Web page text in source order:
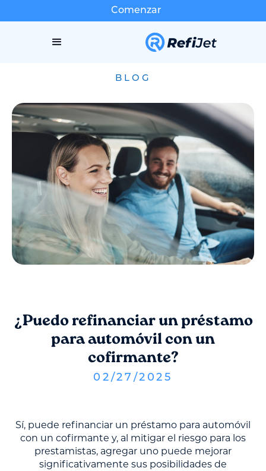
Comenzar
BLOG
¿Puedo refinanciar un préstamo
para automóvil con un
cofirmante?
02 /27 /2025
Sí, puede refinanciar un préstamo para automóvil
con un cofirmante y, al mitigar el riesgo para los
prestamistas, agregar uno puede mejorar
significativamente sus posibilidades de